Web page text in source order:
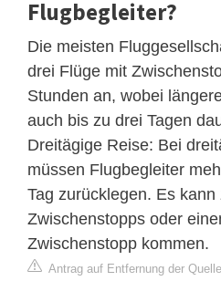
Flugbegleiter?
Die meisten
drei Flüge mit
Stunden an, wobei
auch bis zu drei Tagen
Dreitägige Reise: Bei
müssen Flugbegleiter
Tag zurücklegen. Es kann
Zwischenstopps oder
Zwischenstopp kommen.
Antrag auf Entfernung der Quelle